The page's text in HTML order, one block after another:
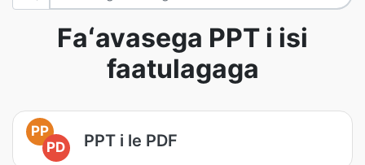
Faʻavasega PPT i isi
faatulagaga
PP
PD
PPT i le PDF